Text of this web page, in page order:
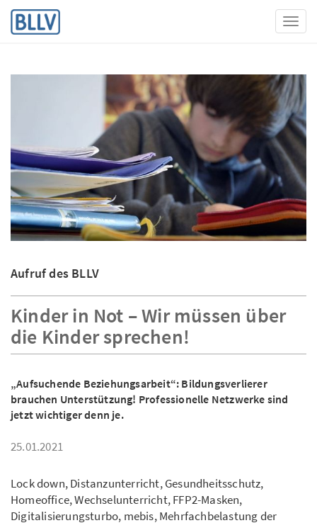
Aufruf des BLLV
Kinder in Not – Wir müssen über
die Kinder sprechen!
„Aufsuchende Beziehungsarbeit“: Bildungsverlierer
brauchen Unterstützung! Professionelle Netzwerke sind
jetzt wichtiger denn je.
25.01.2021
Lock down, Distanzunterricht, Gesundheitsschutz,
Homeoffice, Wechselunterricht, FFP2-Masken,
Digitalisierungsturbo, mebis, Mehrfachbelastung der